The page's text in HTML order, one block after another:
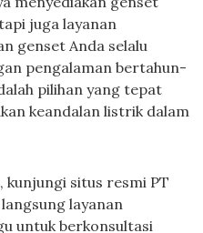
juga layanan
genset Anda selalu
pengalaman bertahun-
pilihan yang tepat
keandalan listrik dalam
situs resmi PT
layanan
untuk berkonsultasi